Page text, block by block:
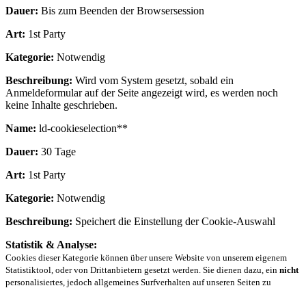
Dauer: Bis zum Beenden der Browsersession
Art: 1st Party
Kategorie: Notwendig
Beschreibung: Wird vom System gesetzt, sobald ein
Anmeldeformular auf der Seite angezeigt wird, es werden noch
keine Inhalte geschrieben.
Name: ld-cookieselection**
Dauer: 30 Tage
Art: 1st Party
Kategorie: Notwendig
Beschreibung: Speichert die Einstellung der Cookie-Auswahl
Statistik & Analyse:
Cookies dieser Kategorie können über unsere Website von unserem eigenem
Statistiktool, oder von Drittanbietern gesetzt werden. Sie dienen dazu, ein nicht
personalisiertes, jedoch allgemeines Surfverhalten auf unseren Seiten zu